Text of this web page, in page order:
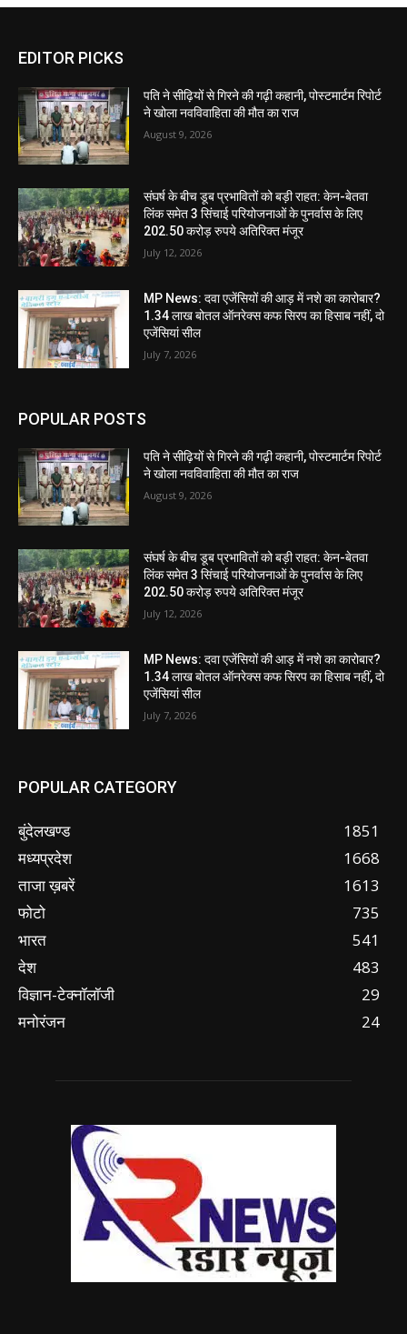
EDITOR PICKS
पति ने सीढ़ियों से गिरने की गढ़ी कहानी, पोस्टमार्टम रिपोर्ट
ने खोला नवविवाहिता की मौत का राज
August 9, 2026
संघर्ष के बीच डूब प्रभावितों को बड़ी राहत: केन-बेतवा
लिंक समेत 3 सिंचाई परियोजनाओं के पुनर्वास के लिए
202.50 करोड़ रुपये अतिरिक्त मंजूर
July 12, 2026
MP News: दवा एजेंसियों की आड़ में नशे का कारोबार?
1.34 लाख बोतल ऑनरेक्स कफ सिरप का हिसाब नहीं, दो
एजेंसियां सील
July 7, 2026
POPULAR POSTS
पति ने सीढ़ियों से गिरने की गढ़ी कहानी, पोस्टमार्टम रिपोर्ट
ने खोला नवविवाहिता की मौत का राज
August 9, 2026
संघर्ष के बीच डूब प्रभावितों को बड़ी राहत: केन-बेतवा
लिंक समेत 3 सिंचाई परियोजनाओं के पुनर्वास के लिए
202.50 करोड़ रुपये अतिरिक्त मंजूर
July 12, 2026
MP News: दवा एजेंसियों की आड़ में नशे का कारोबार?
1.34 लाख बोतल ऑनरेक्स कफ सिरप का हिसाब नहीं, दो
एजेंसियां सील
July 7, 2026
POPULAR CATEGORY
बुंदेलखण्ड
1851
मध्यप्रदेश
1668
ताजा ख़बरें
1613
फोटो
735
भारत
541
देश
483
विज्ञान-टेक्नॉलॉजी
29
मनोरंजन
24